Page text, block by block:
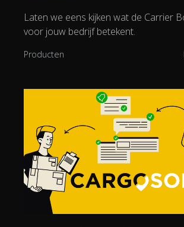
Laten we eens kijken wat de Carrier
voor jouw bedrijf betekent.
Producten